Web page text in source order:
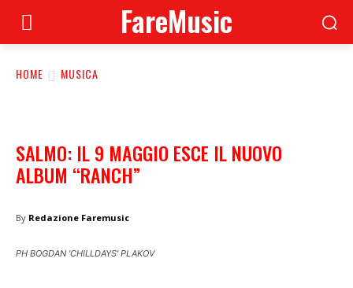
FareMusic
HOME MUSICA
SALMO: IL 9 MAGGIO ESCE IL NUOVO
ALBUM “RANCH”
By Redazione Faremusic
PH BOGDAN 'CHILLDAYS' PLAKOV